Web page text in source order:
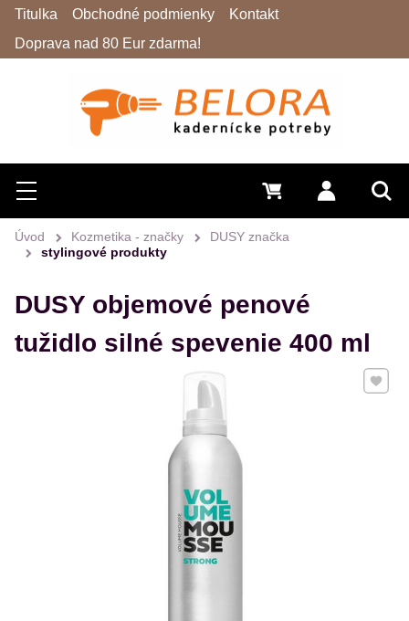
Hľadať
Menu Prihlásiť
0 €
Titulka Obchodné podmienky
Kontakt
Doprava nad 80 Eur zdarma!
Úvod Kozmetika - značky
DUSY značka
stylingové produkty
DUSY objemové penové
tužidlo silné spevenie 400 ml
Pridať